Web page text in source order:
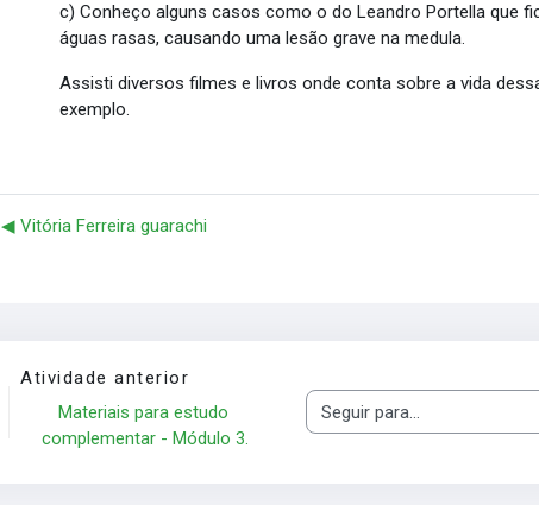
c) Conheço alguns casos como o do Leandro Portella que
águas rasas, causando uma lesão grave na medula.
Assisti diversos filmes e livros onde conta sobre a vida
exemplo.
◀︎ Vitória Ferreira guarachi
Atividade anterior
Materiais para estudo
complementar - Módulo 3.
Seguir para...